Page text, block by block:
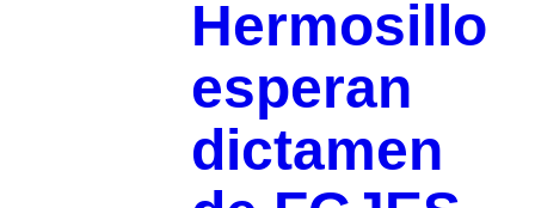
Hermosillo
esperan
dictamen